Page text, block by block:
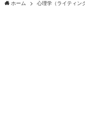
ホーム 心理学（ライティン